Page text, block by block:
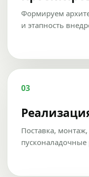
Формируем
и этапность
03
Поставка,
пусконаладочные